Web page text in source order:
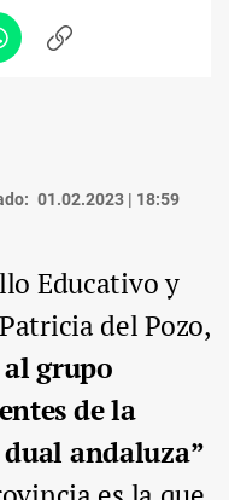
Copiar
01.02.2023 | 18:59
Educativo y
del Pozo,
grupo
de la
andaluza”